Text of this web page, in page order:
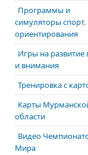
Программы и
симуляторы спорт.
ориентирования
Игры на развитие
и внимания
Тренировка с
Карты
области
Видео
Мира